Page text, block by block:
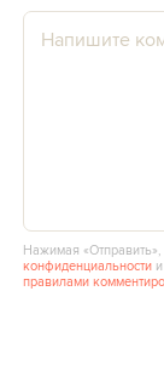
Нажимая
конфиденциальности
правилами